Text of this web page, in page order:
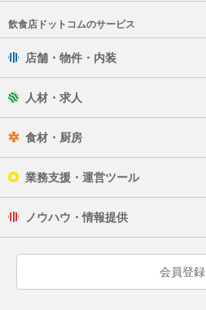
飲食店ドットコムのサービス
店舗・物件・内装
人材・求人
食材・厨房
業務支援・運営ツール
ノウハウ・情報提供
会員登録